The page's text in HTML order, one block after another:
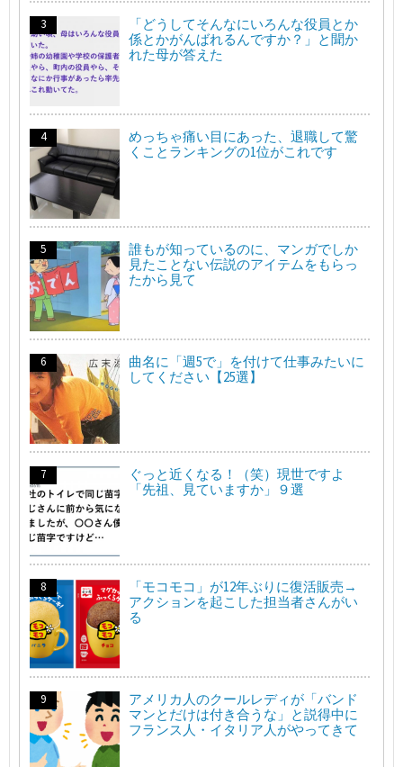
「どうしてそんなにいろんな役員とか
係とかがんばれるんですか？」と聞か
れた母が答えた
めっちゃ痛い目にあった、退職して驚
くことランキングの1位がこれです
誰もが知っているのに、マンガでしか
見たことない伝説のアイテムをもらっ
たから見て
曲名に「週5で」を付けて仕事みたいに
してください【25選】
ぐっと近くなる！（笑）現世ですよ
「先祖、見ていますか」９選
「モコモコ」が12年ぶりに復活販売→
アクションを起こした担当者さんがい
る
アメリカ人のクールレディが「バンド
マンとだけは付き合うな」と説得中に
フランス人・イタリア人がやってきて